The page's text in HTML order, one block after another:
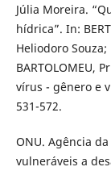
Júlia Moreira.
hídrica”. In:
Heliodoro Souza;
BARTOLOMEU,
vírus - gênero e
531-572.
ONU. Agência
vulneráveis a